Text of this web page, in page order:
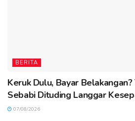
BERITA
Keruk Dulu, Bayar
Sebabi Dituding Langgar
07/08/2026